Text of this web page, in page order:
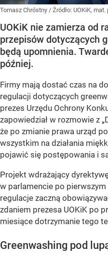
Tomasz Chróstny / Źródło: UOKiK,
UOKiK nie zamierza od
przepisów dotyczących
będą upomnienia.
później.
Firmy mają dostać czas na
regulacji dotyczących
prezes Urzędu Ochrony
zapowiedział w rozmowie z
że po zmianie prawa urząd
wszystkim na działania
pojawić się postępowania i
Projekt wdrażający
w parlamencie po pierwszym
regulacje zaczną
zdaniem prezesa UOKiK po
miesiące dotrzymanie tego
Greenwashing pod